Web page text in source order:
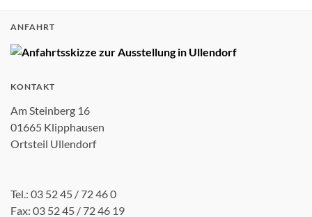
ANFAHRT
KONTAKT
Am Steinberg 16
01665 Klipphausen
Ortsteil Ullendorf
Tel.: 03 52 45 / 72 46 0
Fax: 03 52 45 / 72 46 19